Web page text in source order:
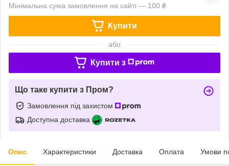
Мінімальна сума замовлення на сайті — 100 ₴
Купити
або
Купити з
Що таке купити з Пром?
Замовлення під захистом
Доступна доставка
Опис Характеристики Доставка Оплата Умови